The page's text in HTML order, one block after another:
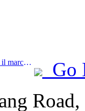
Prev:China Travel Group ha lanciato il marchio 'China Travel Good Times' per espandersi nel mercato del turismo per anziani.
Go
Road,